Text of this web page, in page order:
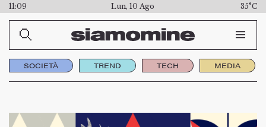
11:09 Lun, 10 Ago 35°C
SOCIETÀ TREND TECH MEDIA